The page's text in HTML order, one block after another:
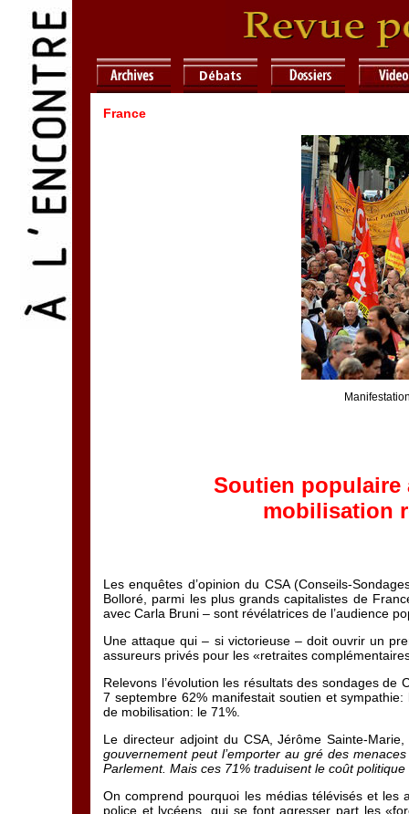
France
Soutien populaire
mobilisation
Les enquêtes d’opinion du CSA (Conseils-
Bolloré, parmi les plus grands capitalistes de
avec Carla Bruni – sont révélatrices de l’audience
Une attaque qui – si victorieuse – doit ouvrir un
assureurs privés pour les «retraites
Relevons l’évolution les résultats des sondages de
7 septembre 62% manifestait soutien et
de mobilisation: le 71%.
Le directeur adjoint du CSA, Jérôme Sainte-
gouvernement peut l’emporter au gré des
Parlement. Mais ces 71% traduisent le coût
On comprend pourquoi les médias télévisés et les
police et lycéens, qui se font agresser part les